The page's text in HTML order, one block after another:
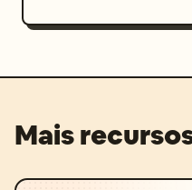
Mais